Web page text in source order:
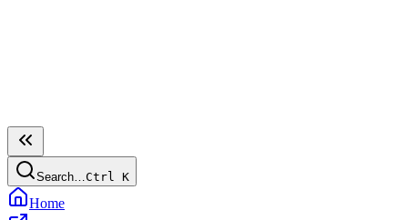
Search…Ctrl K
Home